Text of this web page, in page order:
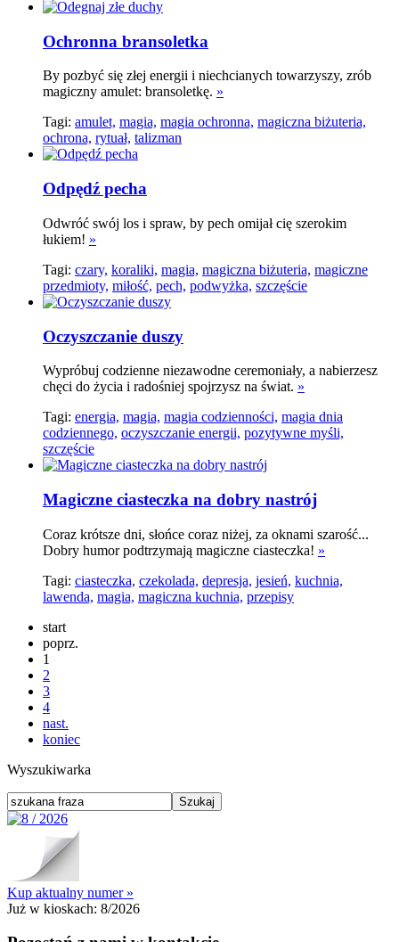
Ochronna bransoletka
By pozbyć się złej energii i niechcianych towarzyszy, zrób
magiczny amulet: bransoletkę. »
Tagi: amulet, magia, magia ochronna, magiczna biżuteria,
ochrona, rytuał, talizman
Odpędź pecha
Odwróć swój los i spraw, by pech omijał cię szerokim
łukiem! »
Tagi: czary, koraliki, magia, magiczna biżuteria, magiczne
przedmioty, miłość, pech, podwyżka, szczęście
Oczyszczanie duszy
Wypróbuj codzienne niezawodne ceremoniały, a nabierzesz
chęci do życia i radośniej spojrzysz na świat. »
Tagi: energia, magia, magia codzienności, magia dnia
codziennego, oczyszczanie energii, pozytywne myśli,
szczęście
Magiczne ciasteczka na dobry nastrój
Coraz krótsze dni, słońce coraz niżej, za oknami szarość...
Dobry humor podtrzymają magiczne ciasteczka! »
Tagi: ciasteczka, czekolada, depresja, jesień, kuchnia,
lawenda, magia, magiczna kuchnia, przepisy
start
poprz.
1
2
3
4
nast.
koniec
Wyszukiwarka
Kup aktualny numer »
Już w kioskach: 8/2026